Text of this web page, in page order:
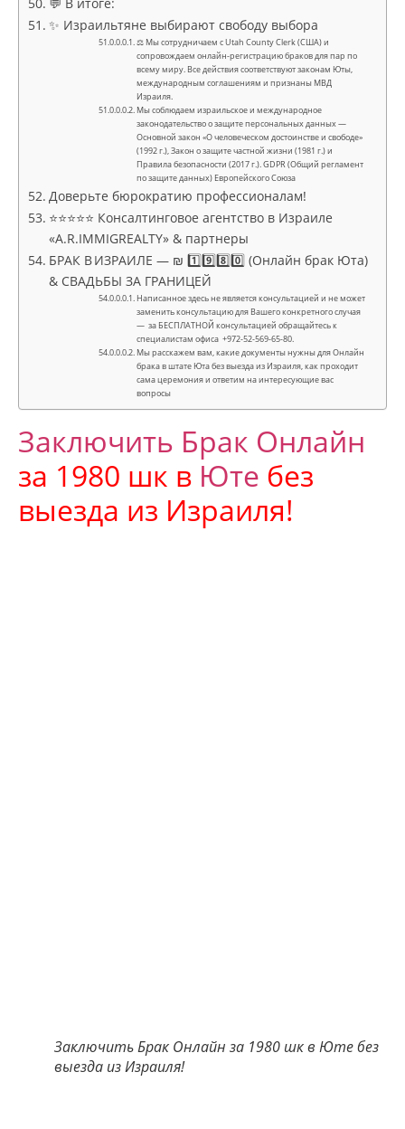
✨ Израильтяне выбирают свободу выбора
⚖ Мы сотрудничаем с Utah County Clerk (США) и
сопровождаем онлайн-регистрацию браков для пар по
всему миру. Все действия соответствуют законам Юты,
международным соглашениям и признаны МВД
Израиля.
Мы соблюдаем израильское и международное
законодательство о защите персональных данных —
Основной закон «О человеческом достоинстве и свободе»
(1992 г.), Закон о защите частной жизни (1981 г.) и
Правила безопасности (2017 г.). GDPR (Общий регламент
по защите данных) Европейского Союза
Доверьте бюрократию профессионалам!
⭐⭐⭐⭐⭐ Консалтинговое агентство в Израиле
«A.R.IMMIGREALTY» & партнеры
БРАК В ИЗРАИЛЕ — ₪ 1️⃣9️⃣8️⃣0️⃣ (Онлайн брак Юта)
& СВАДЬБЫ ЗА ГРАНИЦЕЙ
Написанное здесь не является консультацией и не может
заменить консультацию для Вашего конкретного случая
— за БЕСПЛАТНОЙ консультацией обращайтесь к
специалистам офиса +972-52-569-65-80.
Мы расскажем вам, какие документы нужны для Онлайн
брака в штате Юта без выезда из Израиля, как проходит
сама церемония и ответим на интересующие вас
вопросы
Заключить Брак Онлайн
за 1980 шк в Юте без
выезда из Израиля!
Заключить Брак Онлайн за 1980 шк в Юте без
выезда из Израиля!